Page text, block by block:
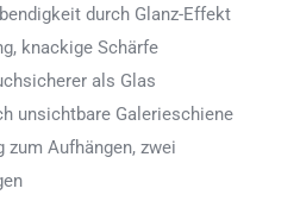
durch Glanz-Effekt
knackige Schärfe
als Glas
unsichtbare Galerieschiene
Aufhängen, zwei